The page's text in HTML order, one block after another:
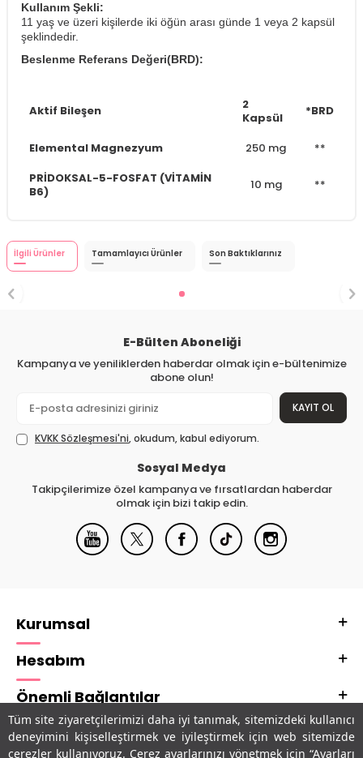
Tüm site ziyaretçilerimizi daha iyi tanımak, sitemizdeki kullanıcı
deneyimini kişiselleştirmek ve iyileştirmek için web sitemizde
çerezler kullanıyoruz. Çerez ayarlarınızı yönetmek için “Ayarları
Kullanım Şekli:
11 yaş ve üzeri kişilerde iki öğün arası günde 1 veya 2 kapsül
şeklindedir.
Beslenme Referans Değeri(BRD):
Aktif Bileşen
2
Kapsül
*BRD
Elemental Magnezyum 250 mg
**
PRİDOKSAL-5-FOSFAT (VİTAMİN
B6)
10 mg **
İlgili Ürünler Tamamlayıcı Ürünler Son Baktıklarınız
E-Bülten Aboneliği
Kampanya ve yeniliklerden haberdar olmak için e-bültenimize
abone olun!
KAYIT OL
KVKK Sözleşmesi'ni, okudum, kabul ediyorum.
Sosyal Medya
Takipçilerimize özel kampanya ve fırsatlardan haberdar
olmak için bizi takip edin.
Kurumsal
Hesabım
Önemli Bağlantılar
Adres & İletişim